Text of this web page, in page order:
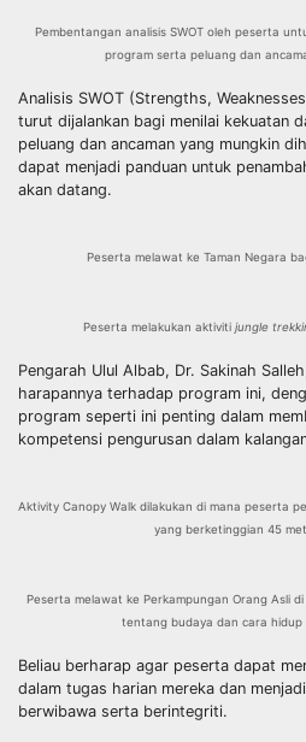
Pembentangan analisis SWOT oleh peserta
program serta peluang dan
Analisis SWOT (Strengths,
turut dijalankan bagi menilai kekuatan
peluang dan ancaman yang mungkin
dapat menjadi panduan untuk
akan datang.
Peserta melawat ke Taman Negara
Peserta melakukan aktiviti jungle
Pengarah Ulul Albab, Dr. Sakinah
harapannya terhadap program ini,
program seperti ini penting dalam
kompetensi pengurusan dalam
Aktivity Canopy Walk dilakukan di mana peserta
yang berketinggian 45
Peserta melawat ke Perkampungan Orang Asli
tentang budaya dan cara hidup
Beliau berharap agar peserta dapat
dalam tugas harian mereka dan
berwibawa serta berintegriti.